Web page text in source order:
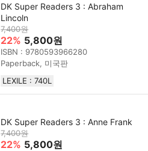
DK Super Readers 3 : Abraham
Lincoln
7,400원
22% 5,800원
ISBN : 9780593966280
Paperback, 미국판
LEXILE : 740L
DK Super Readers 3 : Anne Frank
7,400원
22% 5,800원